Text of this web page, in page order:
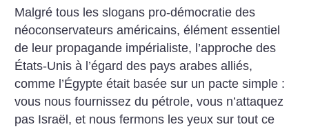
Malgré tous les slogans pro-démocratie des
néoconservateurs américains, élément essentiel
de leur propagande impérialiste, l’approche des
États-Unis à l’égard des pays arabes alliés,
comme l’Égypte était basée sur un pacte simple :
vous nous fournissez du pétrole, vous n’attaquez
pas Israël, et nous fermons les yeux sur tout ce